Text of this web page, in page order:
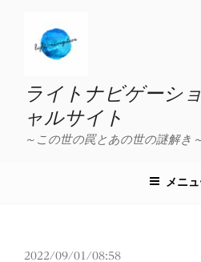
ライトナビゲーシ
ャルサイト
～この世の罠とあの世の謎解き
メニ
投
2022/09/01/08:58